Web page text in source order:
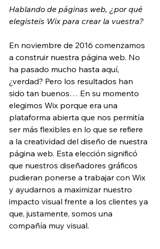
Hablando de páginas web, ¿por qué
elegisteis Wix para crear la vuestra?
En noviembre de 2016 comenzamos
a construir nuestra página web. No
ha pasado mucho hasta aquí,
¿verdad? Pero los resultados han
sido tan buenos… En su momento
elegimos Wix porque era una
plataforma abierta que nos permitía
ser más flexibles en lo que se refiere
a la creatividad del diseño de nuestra
página web. Esta elección significó
que nuestros diseñadores gráficos
pudieran ponerse a trabajar con Wix
y ayudarnos a maximizar nuestro
impacto visual frente a los clientes ya
que, justamente, somos una
compañía muy visual.